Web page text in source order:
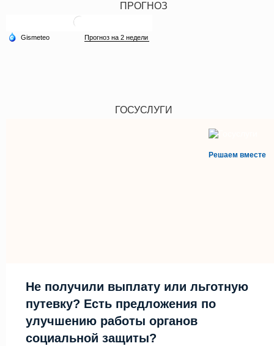
ПРОГНОЗ
ГОСУСЛУГИ
Решаем вместе
Не получили выплату или льготную
путевку? Есть предложения по
улучшению работы органов
социальной защиты?